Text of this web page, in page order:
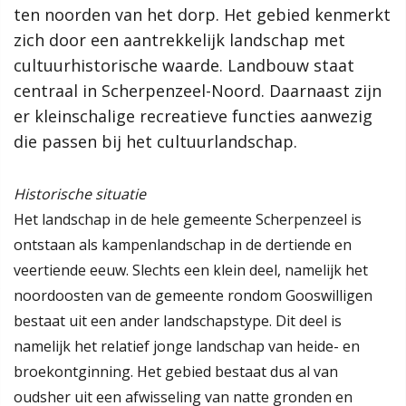
samenleving, dan werkt de gemeente Scherpenzeel graag mee
aan jouw initiatief!”
Meer informatie
Wat is de omgevingsvisie?
Proces MeetUps
Hoe werkt de website?
Rol van de gemeente
Contact
Gebieden
Scherpenzeel Noord
Zoeken
ten noorden van het dorp. Het gebied kenmerkt
zich door een aantrekkelijk landschap met
cultuurhistorische waarde. Landbouw staat
centraal in Scherpenzeel-Noord. Daarnaast zijn
er kleinschalige recreatieve functies aanwezig
die passen bij het cultuurlandschap.
Lees verder
Thema's
Recreatie en toerisme Milieu
Gezondheid
Infrastructuur en mobiliteit
Agrarische sector
Energietransitie
Wonen Werk en ondernemen
ten noorden van het dorp. Het gebied kenmerkt
zich door een aantrekkelijk landschap met
cultuurhistorische waarde. Landbouw staat
centraal in Scherpenzeel-Noord. Daarnaast zijn
er kleinschalige recreatieve functies aanwezig
die passen bij het cultuurlandschap.
Historische situatie
Het landschap in de hele gemeente Scherpenzeel is
ontstaan als kampenlandschap in de dertiende en
veertiende eeuw. Slechts een klein deel, namelijk het
noordoosten van de gemeente rondom Gooswilligen
bestaat uit een ander landschapstype. Dit deel is
namelijk het relatief jonge landschap van heide- en
broekontginning. Het gebied bestaat dus al van
oudsher uit een afwisseling van natte gronden en